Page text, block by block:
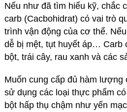
Nếu như đã tìm hiểu kỹ, chắc
carb (Cacbohidrat) có vai trò
trình vận động của cơ thể.
dễ bị mệt, tụt huyết áp… Carb
bột, trái cây, rau xanh và các
Muốn cung cấp đủ hàm lượng
sử dụng các loại thực phẩm
bột hấp thụ chậm như yến